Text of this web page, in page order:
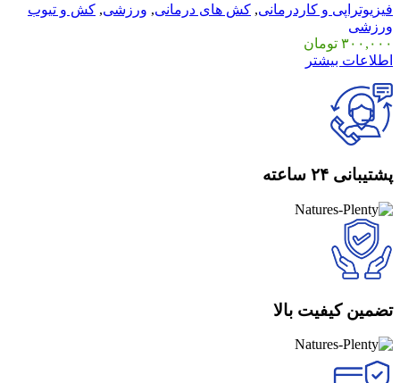
فیزیوتراپی و کاردرمانی, کش های درمانی, ورزشی, کش و تیوب
ورزشی
۳۰۰,۰۰۰ تومان
اطلاعات بیشتر
پشتیبانی ۲۴ ساعته
تضمین کیفیت بالا